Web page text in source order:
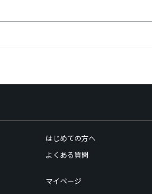
はじめての方へ
よくある質問
マイページ